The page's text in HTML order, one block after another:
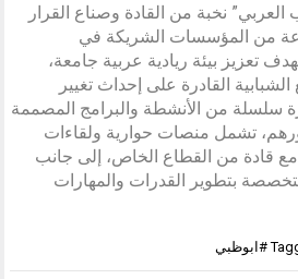
العربي” نخبة من القادة وصناع القرار
من المؤسسات الشريكة في
تعزيز بيئة ريادية عربية جامعة،
القادرة على إحداث تغيير
سلسلة من الأنشطة والبرامج المصممة
تشمل منصات حوارية ولقاءات
قادة من القطاع الخاص، إلى جانب
بتطوير القدرات والمهارات
#ابوظبي